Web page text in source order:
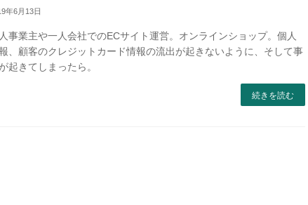
年6月13日
事業主や一人会社でのECサイト運営。オンラインショップ。個人
、顧客のクレジットカード情報の流出が起きないように、そして事
起きてしまったら。
続きを読む